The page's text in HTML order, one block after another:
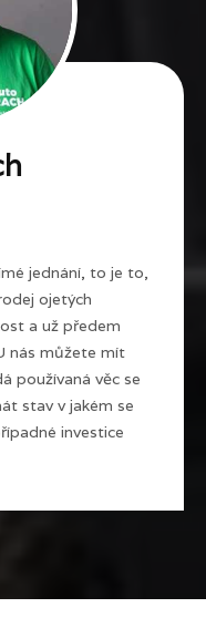
jednání, to je to,
ojetých
a už předem
nás můžete mít
používaná věc se
stav v jakém se
investice